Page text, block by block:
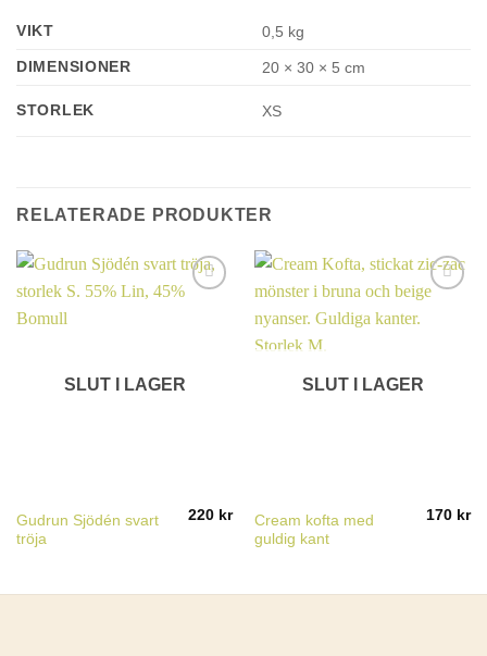
VIKT
0,5 kg
DIMENSIONER
20 × 30 × 5 cm
STORLEK XS
RELATERADE PRODUKTER
SLUT I LAGER
Gudrun Sjödén svart
tröja
220 kr
SLUT I LAGER
Cream kofta med
guldig kant
170 kr